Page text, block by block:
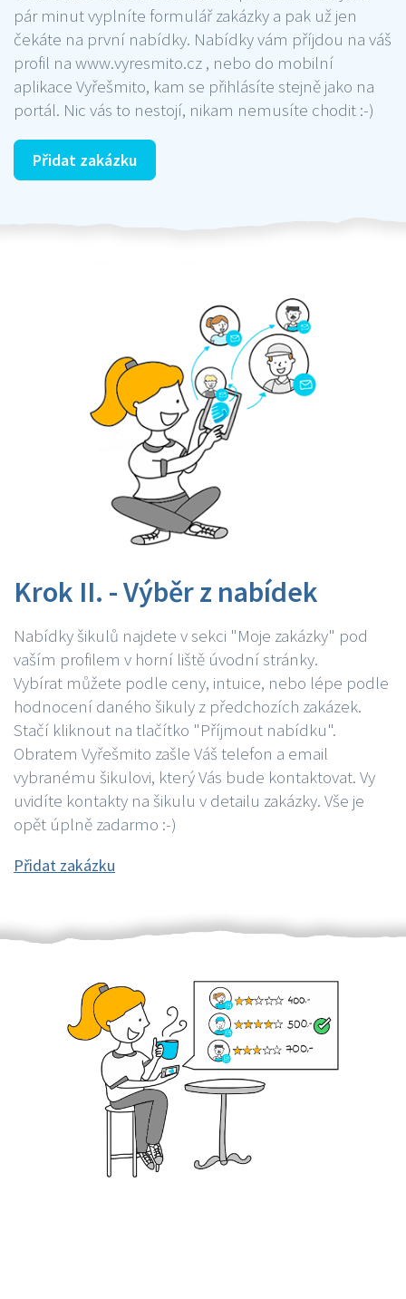
pár minut vyplníte formulář zakázky a pak už jen
čekáte na první nabídky. Nabídky vám příjdou na váš
profil na www.vyresmito.cz , nebo do mobilní
aplikace Vyřešmito, kam se přihlásíte stejně jako na
portál. Nic vás to nestojí, nikam nemusíte chodit :-)
Přidat zakázku
Krok II. - Výběr z nabídek
Nabídky šikulů najdete v sekci "Moje zakázky" pod
vaším profilem v horní liště úvodní stránky.
Vybírat můžete podle ceny, intuice, nebo lépe podle
hodnocení daného šikuly z předchozích zakázek.
Stačí kliknout na tlačítko "Příjmout nabídku".
Obratem Vyřešmito zašle Váš telefon a email
vybranému šikulovi, který Vás bude kontaktovat. Vy
uvidíte kontakty na šikulu v detailu zakázky. Vše je
opět úplně zadarmo :-)
Přidat zakázku